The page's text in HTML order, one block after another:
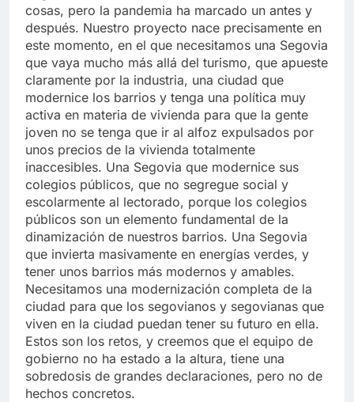
cosas, pero la pandemia ha marcado un antes y
después. Nuestro proyecto nace precisamente en
este momento, en el que necesitamos una Segovia
que vaya mucho más allá del turismo, que apueste
claramente por la industria, una ciudad que
modernice los barrios y tenga una política muy
activa en materia de vivienda para que la gente
joven no se tenga que ir al alfoz expulsados por
unos precios de la vivienda totalmente
inaccesibles. Una Segovia que modernice sus
colegios públicos, que no segregue social y
escolarmente al lectorado, porque los colegios
públicos son un elemento fundamental de la
dinamización de nuestros barrios. Una Segovia
que invierta masivamente en energías verdes, y
tener unos barrios más modernos y amables.
Necesitamos una modernización completa de la
ciudad para que los segovianos y segovianas que
viven en la ciudad puedan tener su futuro en ella.
Estos son los retos, y creemos que el equipo de
gobierno no ha estado a la altura, tiene una
sobredosis de grandes declaraciones, pero no de
hechos concretos.